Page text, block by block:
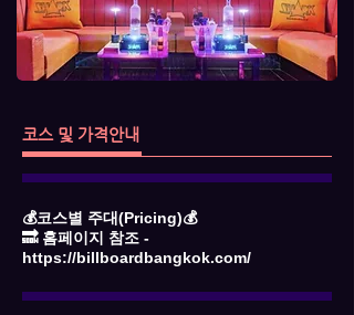
코스 및 가격안내
💰코스별 주대(Pricing)💰
🔜 홈페이지 참조 -
https://billboardbangkok.com/